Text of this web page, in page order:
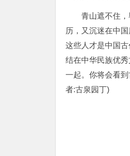
青山遮不住
历，又沉迷在中
这些人才是中国
结在中华民族优
一起。你将会看
者:古泉园丁)